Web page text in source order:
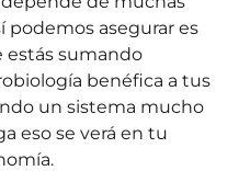
podemos asegurar es
sumando
benéfica a tus
un sistema mucho
eso se verá en tu